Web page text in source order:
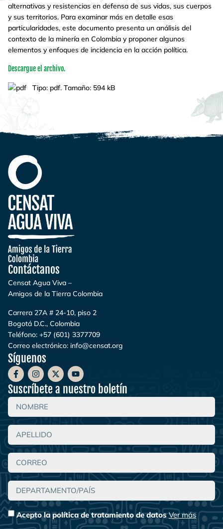
alternativas y resistencias en defensa de sus vidas, sus cuerpos
y sus territorios. Para examinar más en detalle esas
particularidades, este documento presenta un análisis del
contexto de la minería en Colombia y proponer algunos
elementos y enfoques de incidencia en la acción política.
Descargue el archivo.
Tipo: pdf. Tamaño: 594 kB
Contáctanos
Censat Agua Viva –
Amigos de la Tierra Colombia
Carrera 27A # 24-10, piso 2
Bogotá D.C., Colombia
Teléfono: +57 (601) 3377709
Correo electrónico: info@censat.org
Síguenos
Suscríbete a nuestro boletín
Acepto la política de tratamiento de datosVer más